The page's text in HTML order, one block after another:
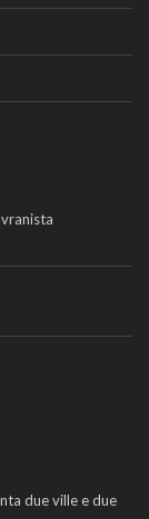
due ville e due